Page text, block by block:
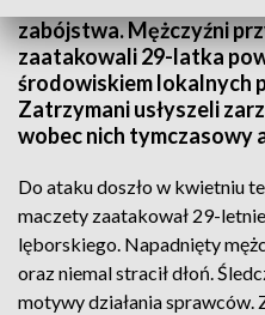
zabójstwa. Mężczyźni
zaatakowali 29-latka
środowiskiem lokalnych
Zatrzymani usłyszeli
wobec nich tymczasowy
Do ataku doszło w kwietniu
maczety zaatakował 29-
lęborskiego. Napadnięty
oraz niemal stracił dłoń.
motywy działania sprawców.